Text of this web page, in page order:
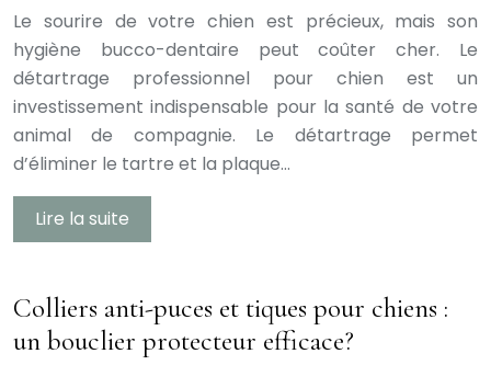
Le sourire de votre chien est précieux, mais son
hygiène bucco-dentaire peut coûter cher. Le
détartrage professionnel pour chien est un
investissement indispensable pour la santé de votre
animal de compagnie. Le détartrage permet
d’éliminer le tartre et la plaque…
Lire la suite
Colliers anti-puces et tiques pour chiens :
un bouclier protecteur efficace?